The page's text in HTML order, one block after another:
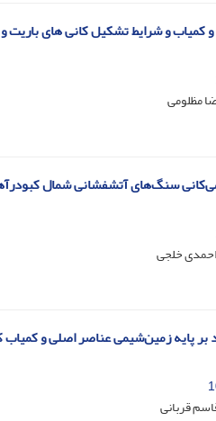
و شرایط تشکیل کانی های
مظلومی
سنگ‌های آتشفشانی شمال
خلجی
بر پایه زمین‌شیمی عناصر اصلی و
قربانی